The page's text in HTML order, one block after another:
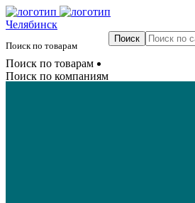
Челябинск
Поиск по товарам
Поиск по товарам
Поиск по компаниям